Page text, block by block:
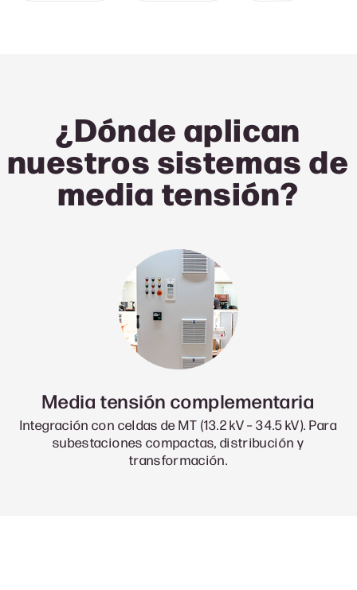
¿Dónde aplican
nuestros sistemas de
media tensión?
Media tensión complementaria
Integración con celdas de MT (13.2 kV – 34.5 kV). Para
subestaciones compactas, distribución y
transformación.